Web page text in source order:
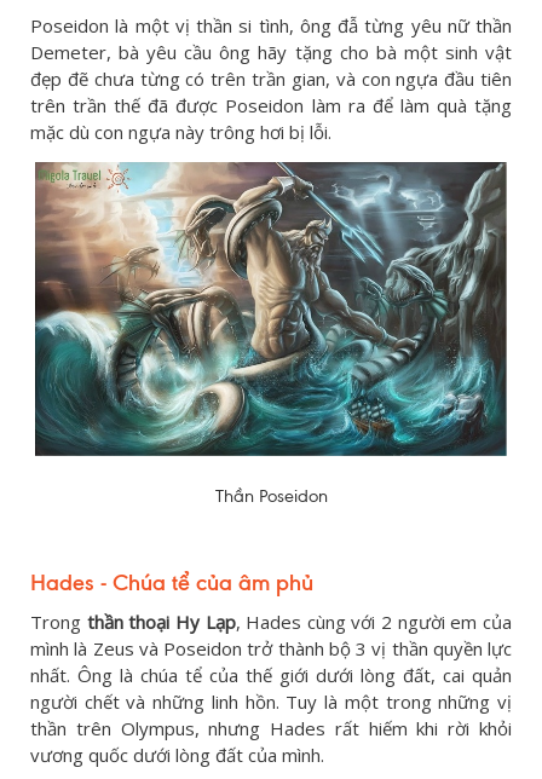
Poseidon là một vị thần si tình, ông đẫ từng yêu nữ thần
Demeter, bà yêu cầu ông hãy tặng cho bà một sinh vật
đẹp đẽ chưa từng có trên trần gian, và con ngựa đầu tiên
trên trần thế đã được Poseidon làm ra để làm quà tặng
mặc dù con ngựa này trông hơi bị lỗi.
Thần Poseidon
Hades - Chúa tể của âm phủ
Trong thần thoại Hy Lạp, Hades cùng với 2 người em của
mình là Zeus và Poseidon trở thành bộ 3 vị thần quyền lực
nhất. Ông là chúa tể của thế giới dưới lòng đất, cai quản
người chết và những linh hồn. Tuy là một trong những vị
thần trên Olympus, nhưng Hades rất hiếm khi rời khỏi
vương quốc dưới lòng đất của mình.